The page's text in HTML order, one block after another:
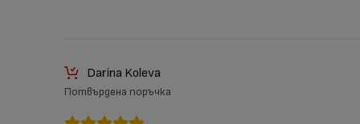
Darina Koleva
Потвърдена поръчка